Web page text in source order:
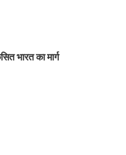
भारत का मार्ग